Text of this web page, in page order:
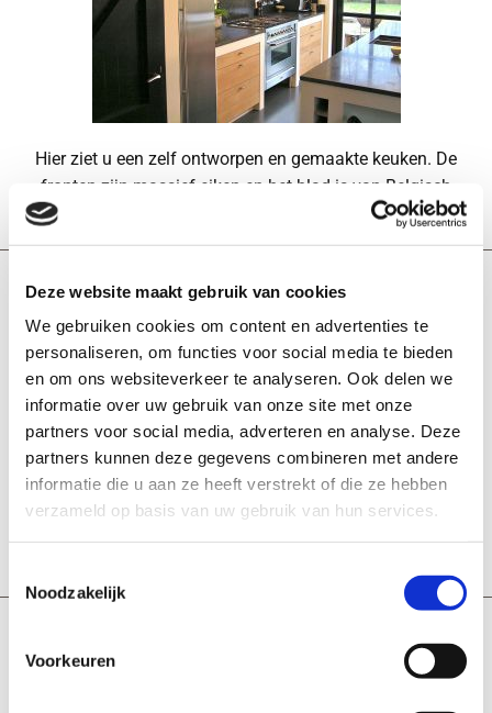
Deze website maakt gebruik van cookies
We gebruiken cookies om content en advertenties te
personaliseren, om functies voor social media te bieden
en om ons websiteverkeer te analyseren. Ook delen we
informatie over uw gebruik van onze site met onze
partners voor social media, adverteren en analyse. Deze
partners kunnen deze gegevens combineren met andere
informatie die u aan ze heeft verstrekt of die ze hebben
verzameld op basis van uw gebruik van hun services.
Noodzakelijk
Voorkeuren
Hier ziet u een zelf ontworpen en gemaakte keuken. De
fronten zijn massief eiken en het blad is van Belgisch
Hier ziet u nog een zelf ontworpen en gemaakte keuken.
Op maat gemaakte slaapkamerkasten